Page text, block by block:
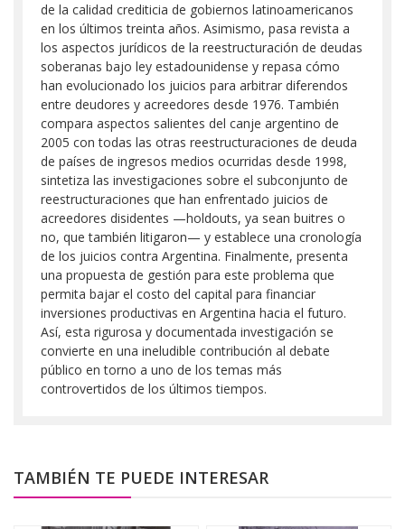
de la calidad crediticia de gobiernos latinoamericanos
en los últimos treinta años. Asimismo, pasa revista a
los aspectos jurídicos de la reestructuración de deudas
soberanas bajo ley estadounidense y repasa cómo
han evolucionado los juicios para arbitrar diferendos
entre deudores y acreedores desde 1976. También
compara aspectos salientes del canje argentino de
2005 con todas las otras reestructuraciones de deuda
de países de ingresos medios ocurridas desde 1998,
sintetiza las investigaciones sobre el subconjunto de
reestructuraciones que han enfrentado juicios de
acreedores disidentes —holdouts, ya sean buitres o
no, que también litigaron— y establece una cronología
de los juicios contra Argentina. Finalmente, presenta
una propuesta de gestión para este problema que
permita bajar el costo del capital para financiar
inversiones productivas en Argentina hacia el futuro.
Así, esta rigurosa y documentada investigación se
convierte en una ineludible contribución al debate
público en torno a uno de los temas más
controvertidos de los últimos tiempos.
TAMBIÉN TE PUEDE INTERESAR